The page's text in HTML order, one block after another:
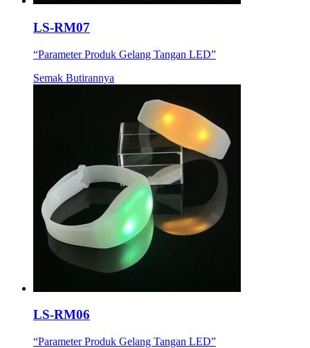
LS-RM07
“Parameter Produk Gelang Tangan LED”
Semak Butirannya
LS-RM06
“Parameter Produk Gelang Tangan LED”